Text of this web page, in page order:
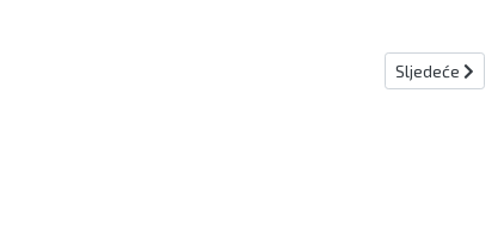
Sljedeći
Sljedeće